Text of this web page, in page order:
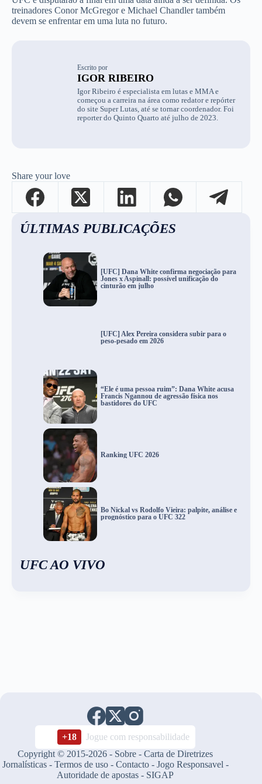
treinadores Conor McGregor e Michael Chandler também
devem se enfrentar em uma luta no futuro.
Escrito por
IGOR RIBEIRO
Igor Ribeiro é especialista em lutas e MMA e
começou a carreira na área como redator e repórter
do site Super Lutas, até se tornar coordenador. Foi
reporter do Quinto Quarto até julho de 2023.
Share your love
ÚLTIMAS PUBLICAÇÕES
[UFC] Dana White confirma negociação para
Jones x Aspinall: possível unificação do
cinturão em julho
[UFC] Alex Pereira considera subir para o
peso-pesado em 2026
“Ele é uma pessoa ruim”: Dana White acusa
Francis Ngannou de agressão física nos
bastidores do UFC
Ranking UFC 2026
Bo Nickal vs Rodolfo Vieira: palpite, análise e
prognóstico para o UFC 322
UFC AO VIVO
+18
Jogue com responsabilidade
Copyright © 2015-2026 - Sobre -Carta de Diretrizes
Jornalísticas- Termos de uso- Contacto- Jogo Responsavel -
Autoridade de apostas - SIGAP